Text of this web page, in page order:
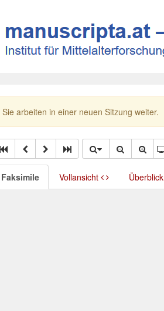
arbeiten in einer neuen Sitzung weiter.
Faksimile Vollansicht Überblick